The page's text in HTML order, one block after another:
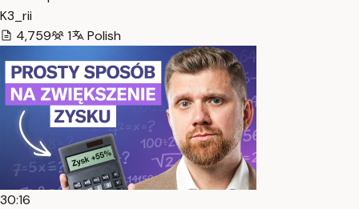
K3_rii
4,759
1 Polish
30:16